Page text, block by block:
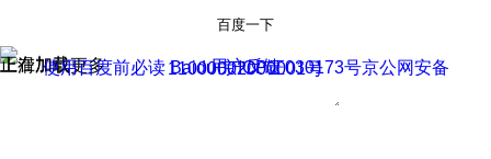
百度一下
正在加载
上滑加载更多 用户反馈
使用百度前必读 Baidu 京ICP证030173号
京公网安备11000002000001号